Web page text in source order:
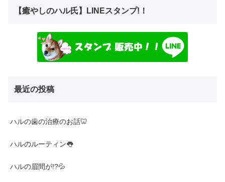
【癒やしのハル氏】LINEスタンプ!！
最近の投稿
ハルの歯の治療のお話🦷
ハルのルーティン👅
ハルの眉間が!?💦